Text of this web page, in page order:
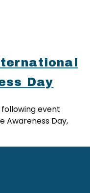
Day
following event
Awareness Day,